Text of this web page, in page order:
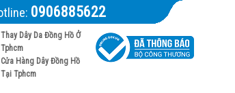
0906885622
Thay Dây Da Đồng Hồ Ở
Tphcm
Cửa Hàng Dây Đồng Hồ
Tại Tphcm